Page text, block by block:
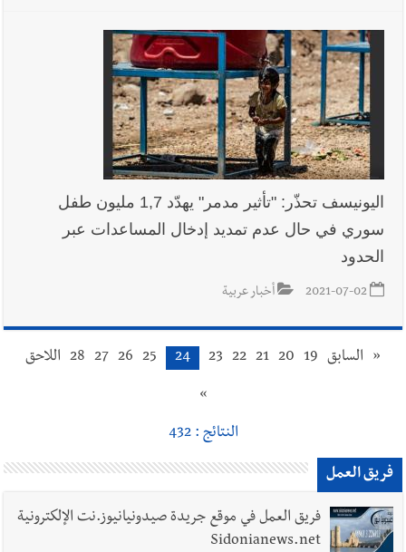
اليونيسف تحذّر: "تأثير مدمر" يهدّد 1,7 مليون طفل
سوري في حال عدم تمديد إدخال المساعدات عبر
الحدود
2021-07-02 أخبار عربية
« السابق 19
20
21
22
23
24
25
26
27
28 اللاحق
»
النتائج : 432
فريق العمل
فريق العمل في موقع جريدة صيدونيانيوز.نت الإلكترونية
Sidonianews.net